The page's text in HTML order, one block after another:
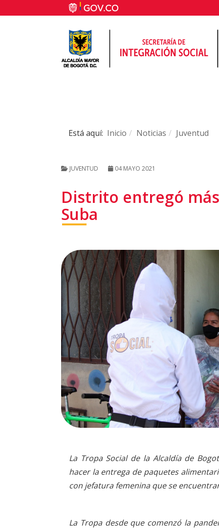
Está aquí: Inicio Noticias Juventud
JUVENTUD 04 MAYO 2021
Distrito entregó
Suba
La Tropa Social de la Alcaldía de
hacer la entrega de paquetes
con jefatura femenina que se
La Tropa desde que comenzó la